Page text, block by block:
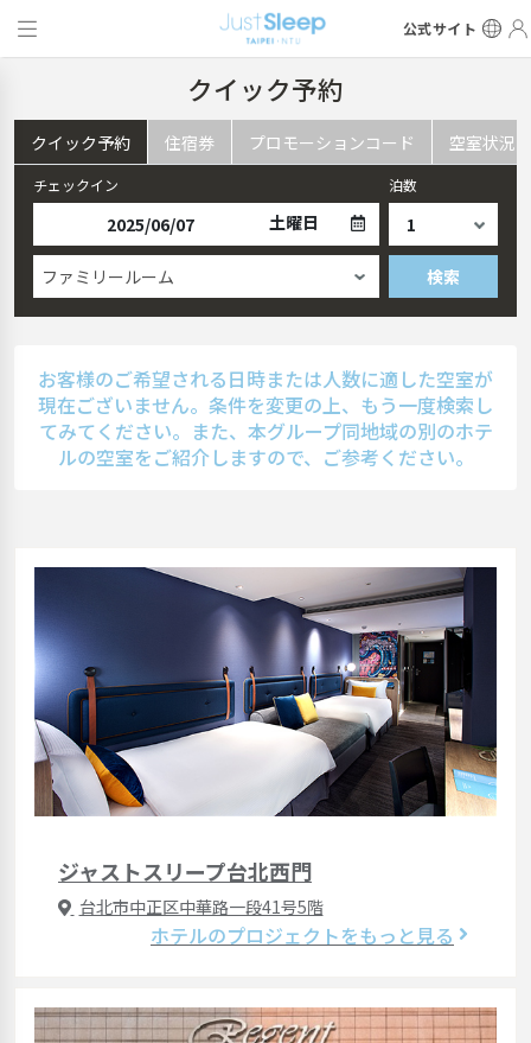
公式サイト
クイック予約
クイック予約 住宿券 プロモーションコード 空室状況
チェックイン
土曜日
泊数
ファミリールーム 検索
お客様のご希望される日時または人数に適した空室が
現在ございません。条件を変更の上、もう一度検索し
てみてください。また、本グループ同地域の別のホテ
ルの空室をご紹介しますので、ご参考ください。
ジャストスリープ台北西門
台北市中正区中華路一段41号5階
ホテルのプロジェクトをもっと見る